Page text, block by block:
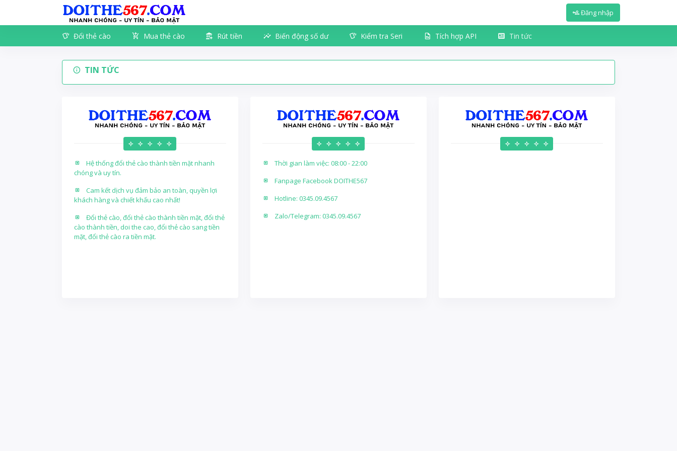
Đăng nhập
Đổi thẻ cào Mua thẻ cào Rút tiền Biến động số dư Kiểm tra Seri Tích hợp API Tin tức
TIN TỨC
Hệ thống đổi thẻ cào thành tiền mặt nhanh
chóng và uy tín.
Cam kết dịch vụ đảm bảo an toàn, quyền lợi
khách hàng và chiết khấu cao nhất!
Đổi thẻ cào, đổi thẻ cào thành tiền mặt, đổi thẻ
cào thành tiền, doi the cao, đổi thẻ cào sang tiền
mặt, đổi thẻ cào ra tiền mặt.
Thời gian làm việc: 08:00 - 22:00
Fanpage Facebook DOITHE567
Hotline: 0345.09.4567
Zalo/Telegram: 0345.09.4567